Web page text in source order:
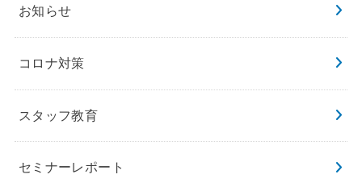
お知らせ
コロナ対策
スタッフ教育
セミナーレポート